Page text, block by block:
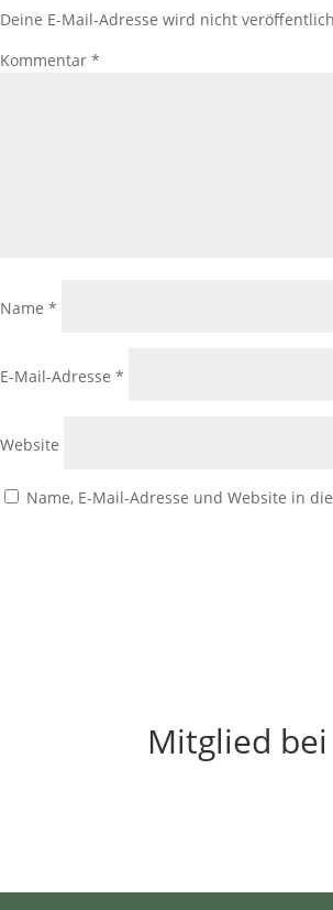
Deine E-Mail-Adresse wird nicht
Kommentar *
Name *
E-Mail-Adresse *
Website
Name, E-Mail-Adresse und Website in
Mitglied bei